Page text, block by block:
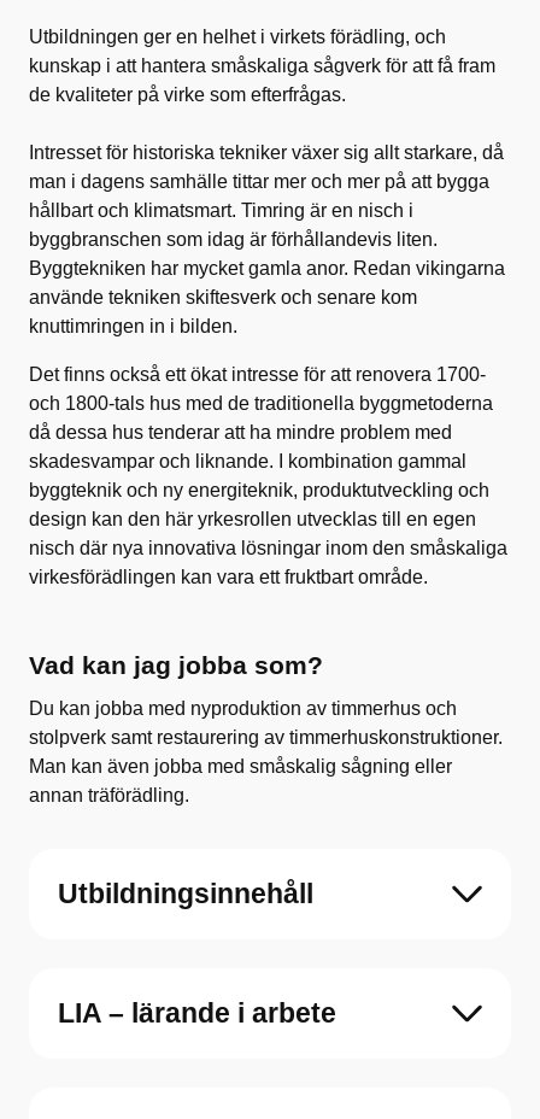
Utbildningen ger en helhet i virkets förädling, och
kunskap i att hantera småskaliga sågverk för att få fram
de kvaliteter på virke som efterfrågas.
Intresset för historiska tekniker växer sig allt starkare, då
man i dagens samhälle tittar mer och mer på att bygga
hållbart och klimatsmart. Timring är en nisch i
byggbranschen som idag är förhållandevis liten.
Byggtekniken har mycket gamla anor. Redan vikingarna
använde tekniken skiftesverk och senare kom
knuttimringen in i bilden.
Det finns också ett ökat intresse för att renovera 1700-
och 1800-tals hus med de traditionella byggmetoderna
då dessa hus tenderar att ha mindre problem med
skadesvampar och liknande. I kombination gammal
byggteknik och ny energiteknik, produktutveckling och
design kan den här yrkesrollen utvecklas till en egen
nisch där nya innovativa lösningar inom den småskaliga
virkesförädlingen kan vara ett fruktbart område.
Vad kan jag jobba som?
Du kan jobba med nyproduktion av timmerhus och
stolpverk samt restaurering av timmerhuskonstruktioner.
Man kan även jobba med småskalig sågning eller
annan träförädling.
Utbildningsinnehåll
LIA – lärande i arbete